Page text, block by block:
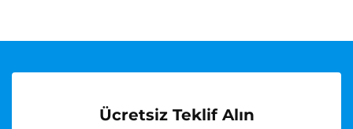
Ücretsiz Teklif Alın